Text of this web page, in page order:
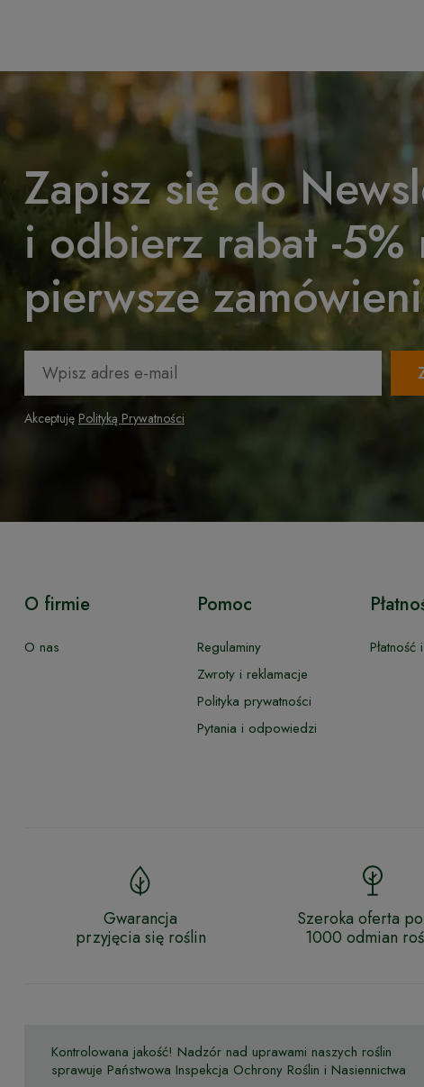
Zapisz się do
i odbierz rabat -5%
pierwsze
Akceptuję Polityką Prywatności
O firmie
O nas
Pomoc
Regulaminy
Zwroty i reklamacje
Polityka prywatności
Pytania i odpowiedzi
Gwarancja
przyjęcia się roślin
Szeroka oferta
1000 odmian
Kontrolowana jakość! Nadzór nad uprawami naszych roślin
sprawuje Państwowa Inspekcja Ochrony Roślin i Nasiennictwa